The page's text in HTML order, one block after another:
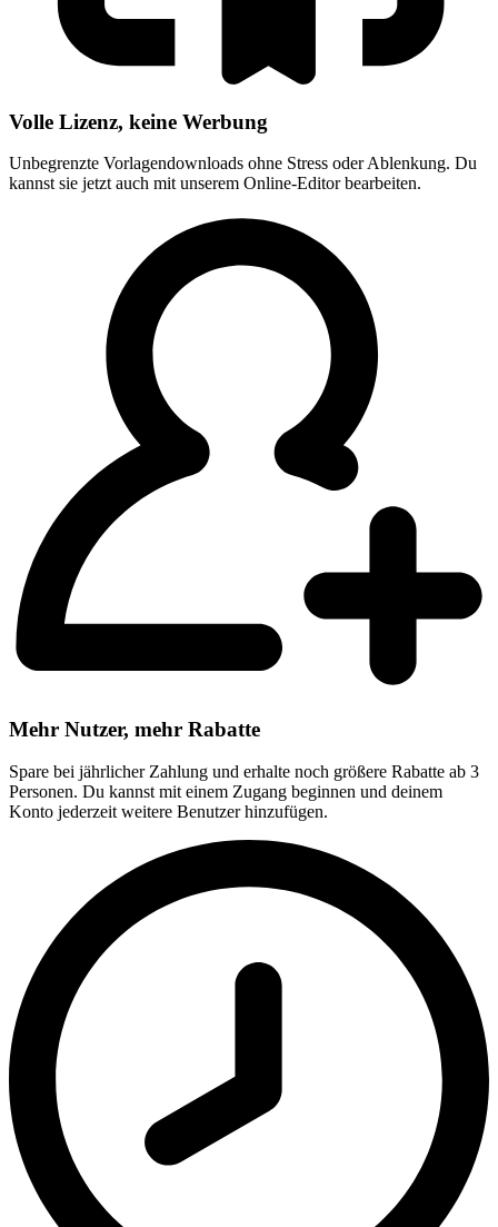
Volle Lizenz, keine Werbung
Unbegrenzte Vorlagendownloads ohne Stress oder Ablenkung. Du
kannst sie jetzt auch mit unserem Online-Editor bearbeiten.
Mehr Nutzer, mehr Rabatte
Spare bei jährlicher Zahlung und erhalte noch größere Rabatte ab 3
Personen. Du kannst mit einem Zugang beginnen und deinem
Konto jederzeit weitere Benutzer hinzufügen.